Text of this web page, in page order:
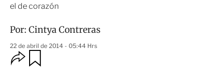
el de corazón
Por: Cintya Contreras
22 de abril de 2014 - 05:44 Hrs
O
p